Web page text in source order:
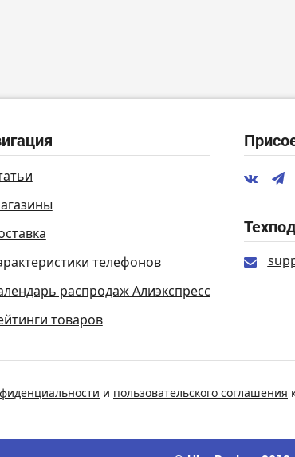
телефонов
распродаж Алиэкспресс
товаров
и пользовательского соглашения